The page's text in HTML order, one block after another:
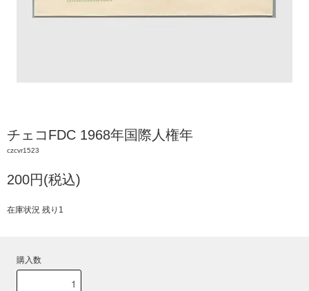
チェコFDC 1968年国際人権年
czcvr1523
200円(税込)
在庫状況 残り1
購入数